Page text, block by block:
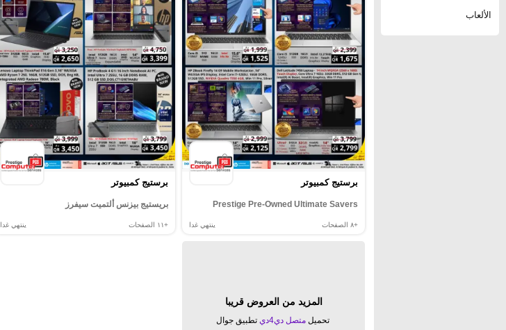
الألعاب
برستيج كمبيوتر
Prestige Pre-Owned Ultimate Savers
+٨ الصفحات ينتهي غدا
برستيج كمبيوتر
بريستيج بيزنس ألتميت سيفرز
+١١ الصفحات ينتهي غدا
المزيد من العروض قريبا
تحميل متصل دي4دي تطبيق جوال